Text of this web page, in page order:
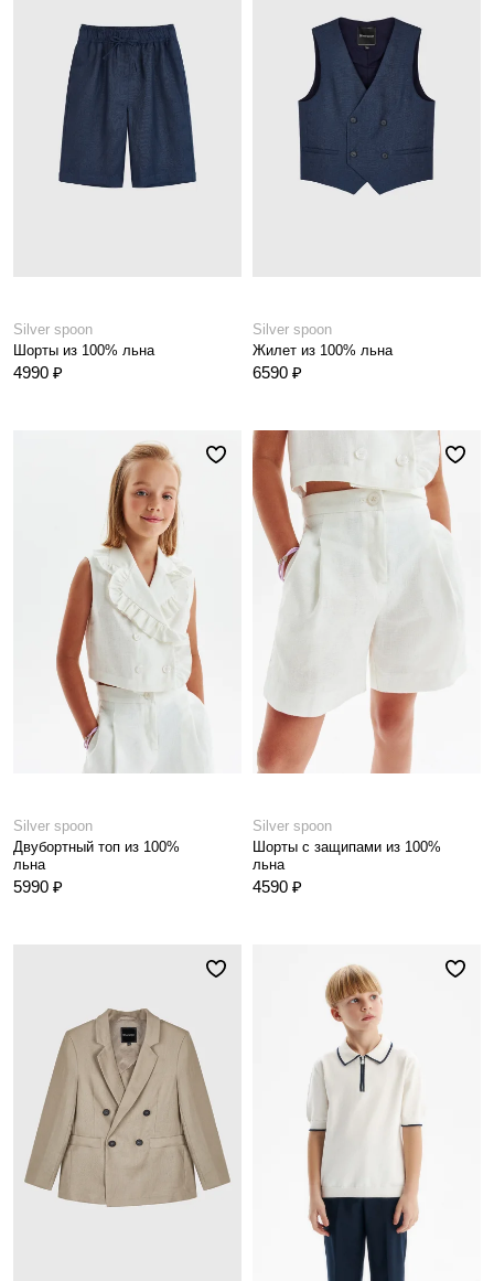
Silver spoon
Шорты из 100% льна
4990 ₽
Silver spoon
Жилет из 100% льна
6590 ₽
Silver spoon
Двубортный топ из 100%
льна
5990 ₽
Silver spoon
Шорты с защипами из 100%
льна
4590 ₽